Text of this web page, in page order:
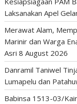
Laksanakan Apel
Merawat Alam,
Marinir dan Warga
Asri 8 August 2026
Danramil Taniwel
Lumapelu dan
Babinsa 1513-03/